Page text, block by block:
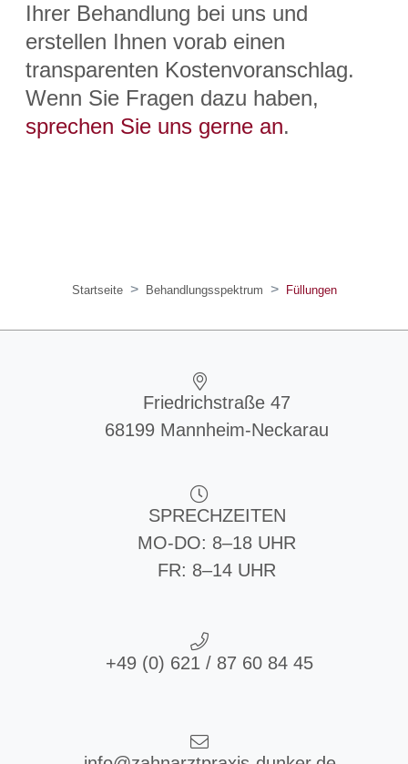
Ihrer Behandlung bei uns und
erstellen Ihnen vorab einen
transparenten Kostenvoranschlag.
Wenn Sie Fragen dazu haben,
sprechen Sie uns gerne an.
Startseite Behandlungsspektrum Füllungen
Friedrichstraße 47
68199 Mannheim-Neckarau
SPRECHZEITEN
MO-DO: 8–18 UHR
FR: 8–14 UHR
+49 (0) 621 / 87 60 84 45